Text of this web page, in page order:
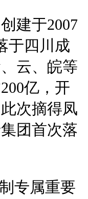
建于2007
于四川成
云、皖等
亿，开
次摘得凤
团首次落
专属重要